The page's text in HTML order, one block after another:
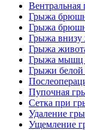
Грыжа
Грыжа
Грыжа внизу
Грыжа
Грыжа мышц
Грыжи
Пупочная
Сетка при
Удаление
Ущемление